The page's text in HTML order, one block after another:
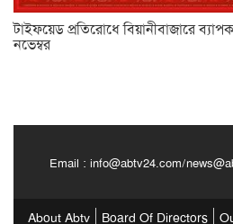
টাইফয়েড প্রতিরোধে বিয়ানীবাজারে
নভেম্বর
Email : info@abtv24.com/
About Abtv Board Of Directors